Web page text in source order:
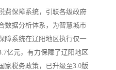
保障系统，引联各级政府
数据分析体系，为智慧城市
障系统在辽阳地区执行仅一
亿元，有力保障了辽阳地区
家税务政策，已升级至3.0版